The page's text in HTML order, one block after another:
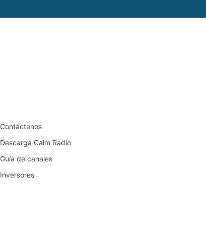
Contáctenos
Descarga Calm Radio
Guía de canales
Inversores